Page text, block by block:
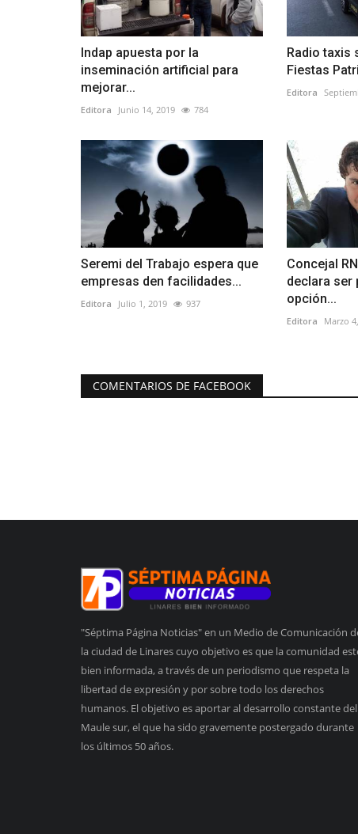
Indap apuesta por la
inseminación artificial para
mejorar...
Editora Junio 14, 2019 784
Radio taxis
Fiestas
Editora
Seremi del Trabajo espera que
empresas den facilidades...
Editora Julio 1, 2019 937
Concejal
declara ser
opción...
Editora Marzo
COMENTARIOS DE FACEBOOK
"Séptima Página Noticias" en un Medio de Comunicación
la ciudad de Linares cuyo objetivo es que la comunidad
bien informada, a través de un periodismo que respeta la
libertad de expresión y por sobre todo los derechos
humanos. El objetivo es aportar al desarrollo constante del
Maule sur, el que ha sido gravemente postergado durante
los últimos 50 años.